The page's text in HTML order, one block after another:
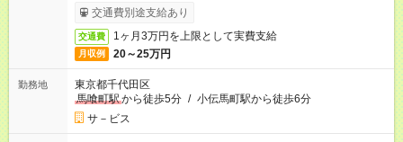
ービス利用可（利用条件有）
交通費別途支給あり
交通費 1ヶ月3万円を上限として実費支給
月収例 20～25万円
勤務地
東京都千代田区
馬喰町駅から徒歩5分 / 小伝馬町駅から徒歩6分
サ－ビス